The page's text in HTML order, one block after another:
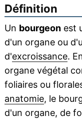
Définition
Un bourgeonest
d'un organe ou
d'excroissance.
organe végétal
foliaires ou
anatomie, le
d'un organe, de